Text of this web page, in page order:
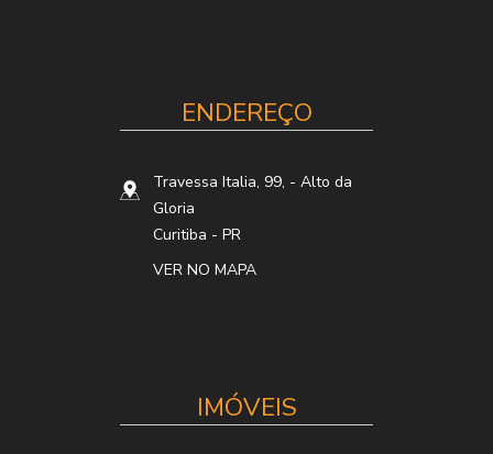
ENDEREÇO
Travessa Italia, 99, - Alto da
Gloria
Curitiba - PR
VER NO MAPA
IMÓVEIS